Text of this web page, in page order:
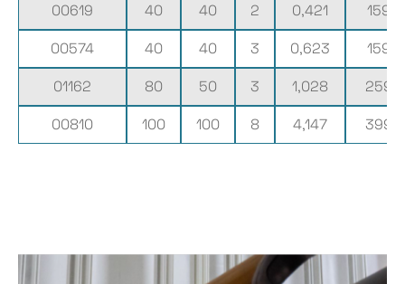
00619
40 40 2 0,421
159
00574
40 40 3 0,623
159
01162
80 50 3 1,028
259
00810
100 100 8 4,147 399